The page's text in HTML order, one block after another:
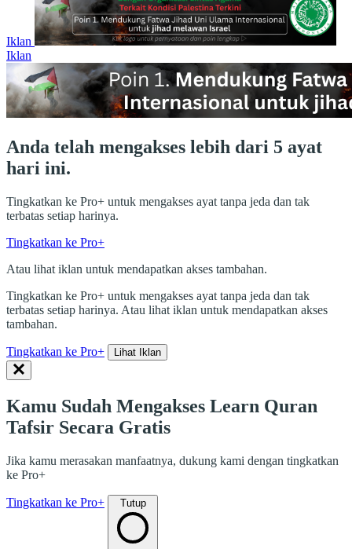
Iklan
Iklan
Anda telah mengakses lebih dari 5 ayat
hari ini.
Tingkatkan ke Pro+ untuk mengakses ayat tanpa jeda dan tak
terbatas setiap harinya.
Tingkatkan ke Pro+
Atau lihat iklan untuk mendapatkan akses tambahan.
Tingkatkan ke Pro+ untuk mengakses ayat tanpa jeda dan tak
terbatas setiap harinya. Atau lihat iklan untuk mendapatkan akses
tambahan.
Tingkatkan ke Pro+ Lihat Iklan
Kamu Sudah Mengakses Learn Quran
Tafsir Secara Gratis
Jika kamu merasakan manfaatnya, dukung kami dengan tingkatkan
ke Pro+
Tingkatkan ke Pro+ Tutup